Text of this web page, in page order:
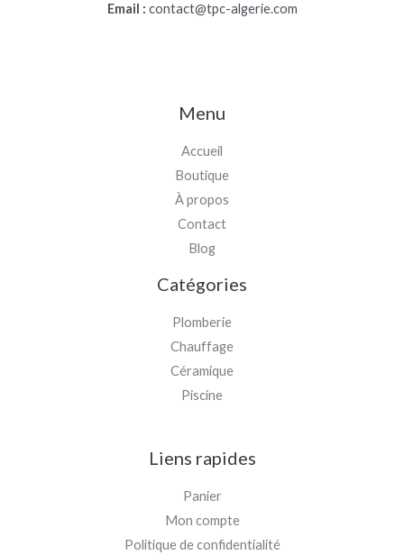
Email : contact@tpc-algerie.com
Menu
Accueil
Boutique
À propos
Contact
Blog
Catégories
Plomberie
Chauffage
Céramique
Piscine
Liens rapides
Panier
Mon compte
Politique de confidentialité